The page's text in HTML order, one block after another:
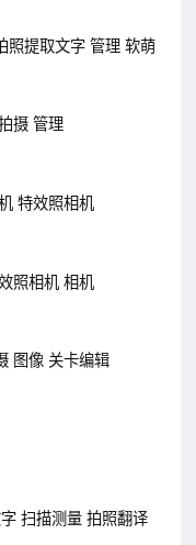
照提取文字 管理 软萌
摄 管理
特效照相机
照相机 相机
图像 关卡编辑
扫描测量 拍照翻译